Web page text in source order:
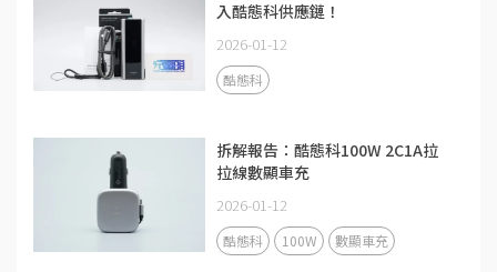
入酷態科供應鏈！
2026-01-12
酷態科
拆解報告：酷態科100W 2C1A拉
拉線數顯車充
2026-01-12
酷態科 100W 數顯車充